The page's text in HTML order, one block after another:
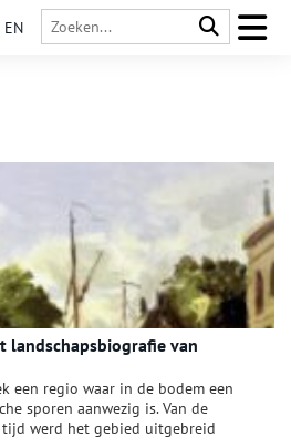
EN
landschapsbiografie van
een regio waar in de bodem een
sporen aanwezig is. Van de
werd het gebied uitgebreid